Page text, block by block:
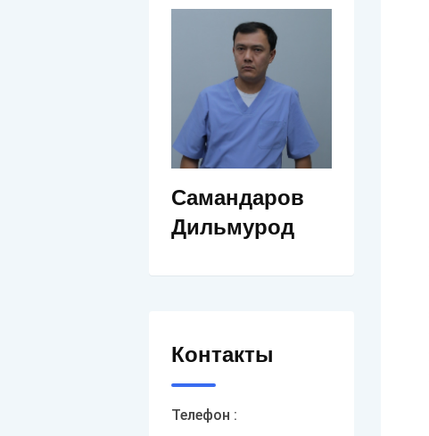
Самандаров
Дильмурод
Контакты
Телефон :